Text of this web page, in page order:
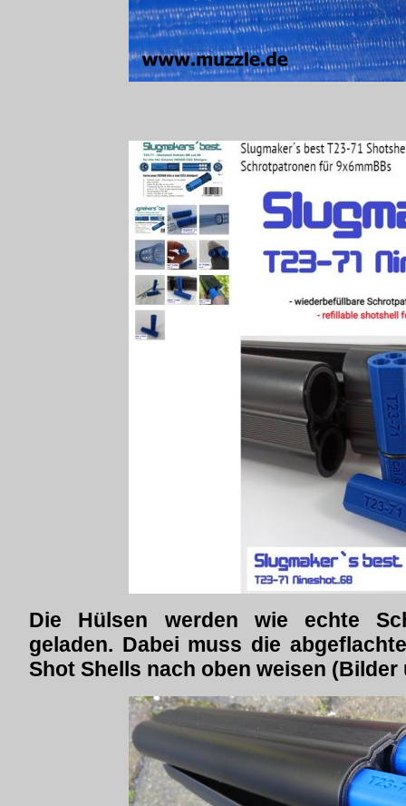
Die Hülsen werden wie echte
geladen. Dabei muss die
Shot Shells nach oben weisen (Bilder